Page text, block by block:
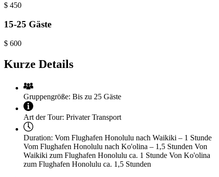
$ 450
15-25 Gäste
$ 600
Kurze Details
Gruppengröße: Bis zu 25 Gäste
Art der Tour: Privater Transport
Duration: Vom Flughafen Honolulu nach Waikiki – 1 Stunde
Vom Flughafen Honolulu nach Ko'olina – 1,5 Stunden Von
Waikiki zum Flughafen Honolulu ca. 1 Stunde Von Ko'olina
zum Flughafen Honolulu ca. 1,5 Stunden